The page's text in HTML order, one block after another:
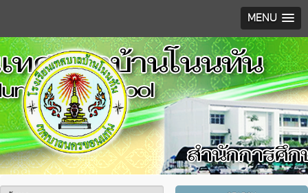
MENU